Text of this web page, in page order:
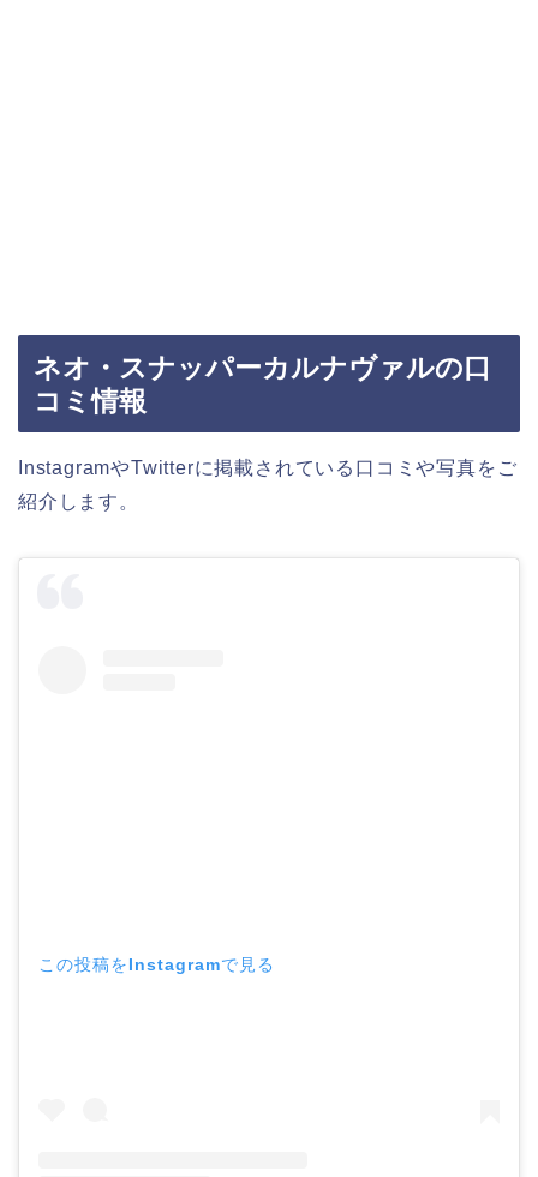
ネオ・スナッパーカルナヴァルの口
コミ情報
InstagramやTwitterに掲載されている口コミや写真をご
紹介します。
この投稿をInstagramで見る